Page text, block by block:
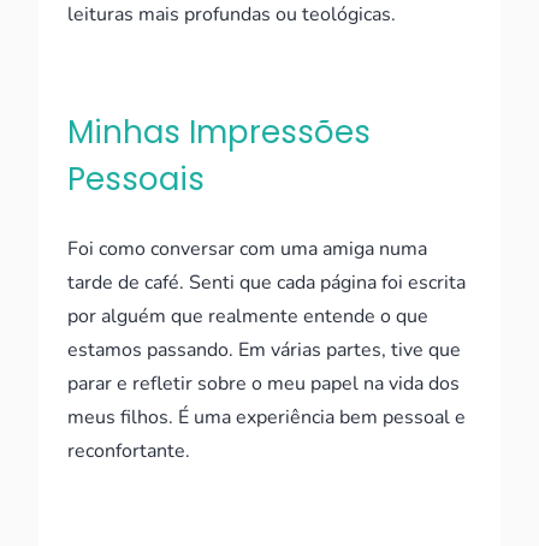
leituras mais profundas ou teológicas.
Minhas Impressões
Pessoais
Foi como conversar com uma amiga numa
tarde de café. Senti que cada página foi escrita
por alguém que realmente entende o que
estamos passando. Em várias partes, tive que
parar e refletir sobre o meu papel na vida dos
meus filhos. É uma experiência bem pessoal e
reconfortante.